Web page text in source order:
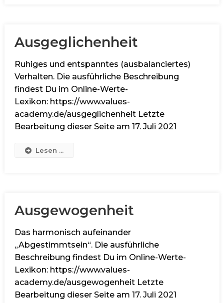
Ausgeglichenheit
Ruhiges und entspanntes (ausbalanciertes)
Verhalten. Die ausführliche Beschreibung
findest Du im Online-Werte-
Lexikon: https://www.values-
academy.de/ausgeglichenheit Letzte
Bearbeitung dieser Seite am 17. Juli 2021
Lesen ...
Ausgewogenheit
Das harmonisch aufeinander
„Abgestimmtsein“. Die ausführliche
Beschreibung findest Du im Online-Werte-
Lexikon: https://www.values-
academy.de/ausgewogenheit Letzte
Bearbeitung dieser Seite am 17. Juli 2021